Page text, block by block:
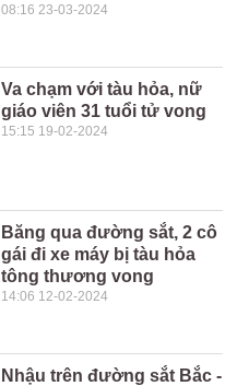
08:16 23-03-2024
Va chạm với tàu hỏa, nữ
giáo viên 31 tuổi tử vong
15:15 19-02-2024
Băng qua đường sắt, 2 cô
gái đi xe máy bị tàu hỏa
tông thương vong
14:06 12-02-2024
Nhậu trên đường sắt Bắc -